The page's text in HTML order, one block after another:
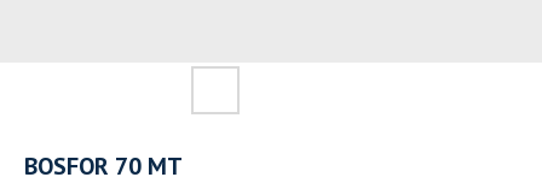
BOSFOR 70 МТ